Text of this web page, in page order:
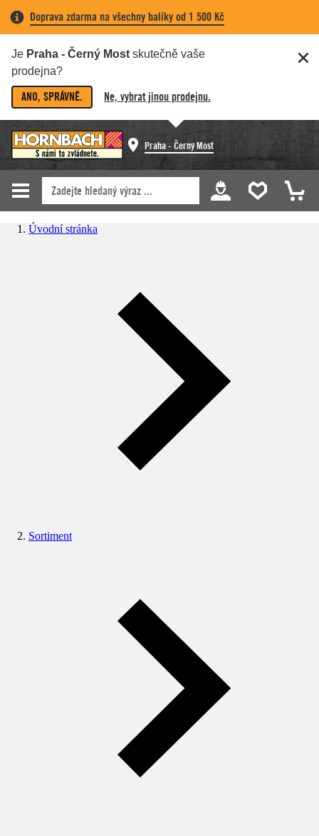
Doprava zdarma na všechny balíky od 1 500 Kč
Je Praha - Černý Most skutečně vaše
prodejna?
ANO, SPRÁVNĚ. Ne, vybrat jinou prodejnu.
Praha - Černý Most
Úvodní stránka
Sortiment